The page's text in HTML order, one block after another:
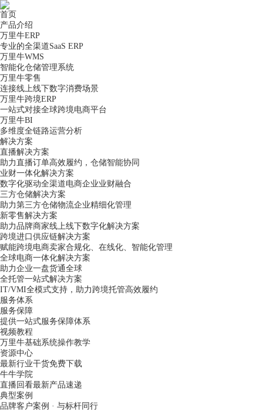
首页
产品介绍
万里牛ERP
专业的全渠道SaaS ERP
万里牛WMS
智能化仓储管理系统
万里牛零售
连接线上线下数字消费场景
万里牛跨境ERP
一站式对接全球跨境电商平台
万里牛BI
多维度全链路运营分析
解决方案
直播解决方案
助力直播订单高效履约，仓储智能协同
业财一体化解决方案
数字化驱动全渠道电商企业业财融合
三方仓储解决方案
助力第三方仓储物流企业精细化管理
新零售解决方案
助力品牌商家线上线下数字化解决方案
跨境进口供应链解决方案
赋能跨境电商卖家合规化、在线化、智能化管理
全球电商一体化解决方案
助力企业一盘货通全球
全托管一站式解决方案
IT/VMI全模式支持，助力跨境托管高效履约
服务体系
服务保障
提供一站式服务保障体系
视频教程
万里牛基础系统操作教学
资源中心
最新行业干货免费下载
牛牛学院
直播回看最新产品速递
典型案例
品牌客户案例 · 与标杆同行